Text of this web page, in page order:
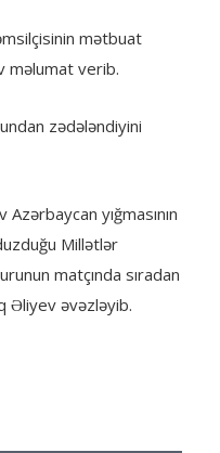
mətbuat
məlumat verib.
zədələndiyini
yığmasının
Millətlər
matçında sıradan
Əliyev əvəzləyib.